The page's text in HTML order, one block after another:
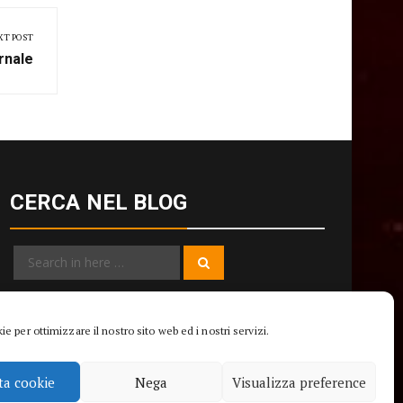
per ottimizzare il nostro sito web ed i nostri servizi.
cookie Nega Visualizza preference
POST
CERCA NEL BLOG
Search
for: